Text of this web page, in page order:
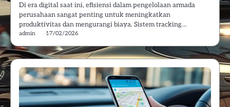
Di era digital saat ini, efisiensi dalam pengelolaan armada
perusahaan sangat penting untuk meningkatkan
produktivitas dan mengurangi biaya. Sistem tracking…
admin 17/02/2026